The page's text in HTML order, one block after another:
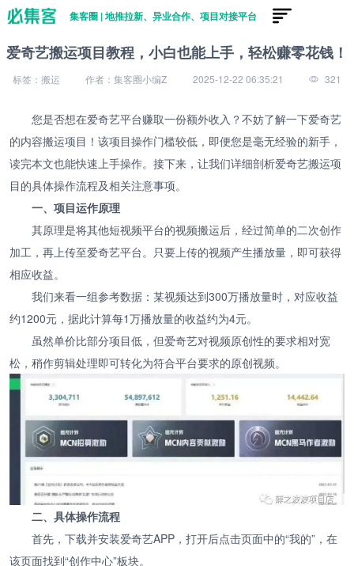
集客圈 | 地推拉新、异业合作、项目对接平台
爱奇艺搬运项目教程，小白也能上手，轻松赚零花钱！
标签：搬运 作者：集客圈小编Z 2025-12-22 06:35:21 321
您是否想在爱奇艺平台赚取一份额外收入？不妨了解一下爱奇艺
的内容搬运项目！该项目操作门槛较低，即便您是毫无经验的新手，
读完本文也能快速上手操作。接下来，让我们详细剖析爱奇艺搬运项
目的具体操作流程及相关注意事项。
一、项目运作原理
其原理是将其他短视频平台的视频搬运后，经过简单的二次创作
加工，再上传至爱奇艺平台。只要上传的视频产生播放量，即可获得
相应收益。
我们来看一组参考数据：某视频达到300万播放量时，对应收益
约1200元，据此计算每1万播放量的收益约为4元。
虽然单价比部分项目低，但爱奇艺对视频原创性的要求相对宽
松，稍作剪辑处理即可转化为符合平台要求的原创视频。
二、具体操作流程
首先，下载并安装爱奇艺APP，打开后点击页面中的“我的”，在
该页面找到“创作中心”板块。